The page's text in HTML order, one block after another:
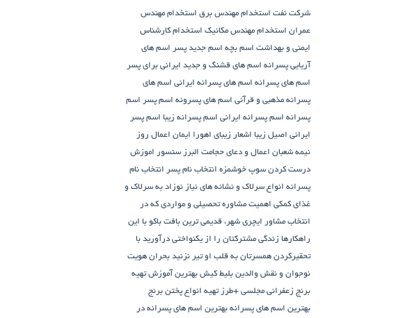
شرکت نفت استخدام مهندس برق استخدام مهندس
عمران استخدام مهندس مکانیک استخدام کارشناس
ایمنی و بهداشت اسم بچه اسم جدید پسر اسم های
آریایی پسرانه اسم های قشنگ و جدید ایرانی برای پسر
اسم های پسرانه اسم های پسرانه ایرانی اسم های
پسرانه مذهبی و قرآنی اسم های پسرونه اسم پسر اسم
پسرانه اسم پسرانه ایرانی اسم پسرانه زیبا اسم پسر
ایرانی اصیل زیبا اشعار زیبای اهورا ایمان اعمال روز
نیمه شعبان اعمال و دعای حجامت البرز سنسور اموزش
درست کردن سوپ خوشمزه انتخاب نام پسر انتخاب نام
پسرانه انواع سرلاک و نشانه های نیاز نوزاد به سرلاک و
غذای کمکی اهمیت مشاوره تحصیلی و مواردی که در
انتخاب مشاور ایچری شهر، قدیمی ترین بافت باکو با این
راهکارها زندگی مشترکتان را از یکنواختی درآورید با
تحقیرکردن همسرتان به قلب او تیر نزنید بحران هویت
نوجوان و نقش والدین بلیط کیش بهترین آموزش تهیه
برنج زعفرانی مجلسی +طرز تهیه انواع پختن برنج
بهترین اسم های پسرانه بهترین اسم های پسرانه در